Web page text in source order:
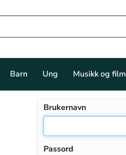
Barn Ung Musikk og film
Brukernavn
Passord